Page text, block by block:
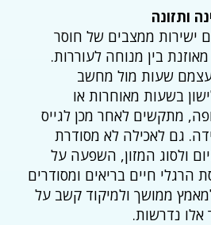
ותזונה
ישירות ממצבים של חוסר
בין מנוחה לעוררות.
שעות מול מחשב
בשעות מאוחרות או
מתקשים לאחר מכן לגייס
גם לאכילה לא מסודרת
ולסוג המזון, השפעה על
הרגלי חיים בריאים ומסודרים
ממושך ולמיקוד קשב על
נדרשות.